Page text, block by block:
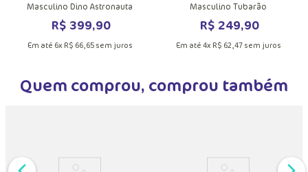
Masculino Dino Astronauta
R$ 399,90
Em até 6x R$ 66,65sem juros
Masculino Tubarão
R$ 249,90
Em até 4x R$ 62,47sem juros
Quem comprou, comprou também